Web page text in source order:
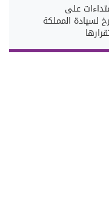
على
لسيادة المملكة